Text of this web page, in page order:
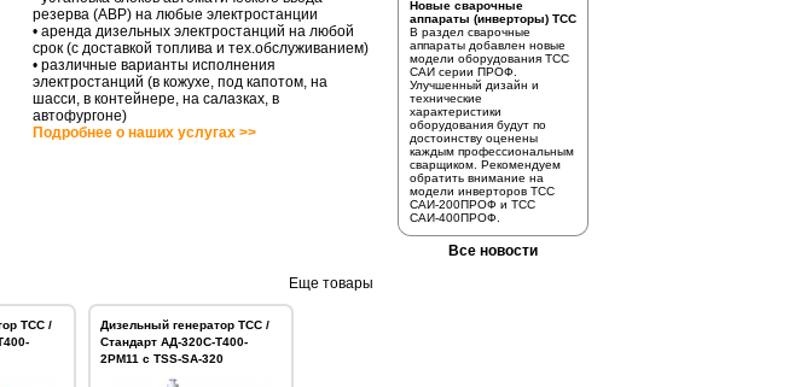
резерва (АВР) на любые электростанции
• аренда дизельных электростанций на любой
срок (с доставкой топлива и тех.обслуживанием)
• различные варианты исполнения
электростанций (в кожухе, под капотом, на
шасси, в контейнере, на салазках, в
автофургоне)
Подробнее о наших услугах >>
Еще товары
ТСС /
Дизельный генератор ТСС /
Стандарт АД-320С-Т400-
2РМ11 с TSS-SA-320
Новые сварочные
аппараты (инверторы) ТСС
В раздел сварочные
аппараты добавлен новые
модели оборудования ТСС
САИ серии ПРОФ.
Улучшенный дизайн и
технические
характеристики
оборудования будут по
достоинству оценены
каждым профессиональным
сварщиком. Рекомендуем
обратить внимание на
модели инверторов ТСС
САИ-200ПРОФ и ТСС
САИ-400ПРОФ.
Все новости